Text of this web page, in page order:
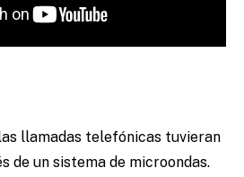
llamadas telefónicas tuvieran
de un sistema de microondas.